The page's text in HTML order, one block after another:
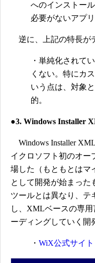
へのインストー
必要がないアプリ
逆に、上記の特長が
・単純化されて
くない。特にカ
いう点は、対象
的。
●3. Windows Installer
Windows Installer
イクロソフト初のオー
場した（もともとはマ
として開発が始まった
ツールとは異なり、テ
し、XMLベースの専
ーディングしていく開
・ WiX公式サイト